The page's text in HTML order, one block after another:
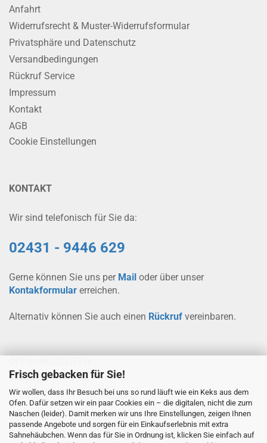
Frisch gebacken für Sie!
Wir wollen, dass Ihr Besuch bei uns so rund läuft wie ein Keks aus dem
Ofen. Dafür setzen wir ein paar Cookies ein – die digitalen, nicht die zum
Naschen (leider). Damit merken wir uns Ihre Einstellungen, zeigen Ihnen
passende Angebote und sorgen für ein Einkaufserlebnis mit extra
Sahnehäubchen. Wenn das für Sie in Ordnung ist, klicken Sie einfach auf
Anfahrt
Widerrufsrecht & Muster-Widerrufsformular
Privatsphäre und Datenschutz
Versandbedingungen
Rückruf Service
Impressum
Kontakt
AGB
Cookie Einstellungen
KONTAKT
Wir sind telefonisch für Sie da:
02431 - 9446 629
Gerne können Sie uns per Mail oder über unser
Kontakformular erreichen.
Alternativ können Sie auch einen Rückruf vereinbaren.
Montag bis Freitag
08.00 Uhr bis 12.00 Uhr
und
13.00 Uhr bis 17.00 Uhr
SOCIAL-MEDIA